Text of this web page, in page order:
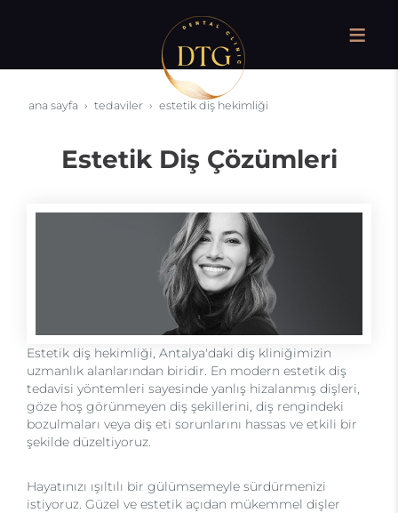
ana sayfa tedaviler estetik diş hekimliği
Estetik Diş Çözümleri
Estetik diş hekimliği, Antalya'daki diş kliniğimizin
uzmanlık alanlarından biridir. En modern estetik diş
tedavisi yöntemleri sayesinde yanlış hizalanmış dişleri,
göze hoş görünmeyen diş şekillerini, diş rengindeki
bozulmaları veya diş eti sorunlarını hassas ve etkili bir
şekilde düzeltiyoruz.
Hayatınızı ışıltılı bir gülümsemeyle sürdürmenizi
istiyoruz. Güzel ve estetik açıdan mükemmel dişler